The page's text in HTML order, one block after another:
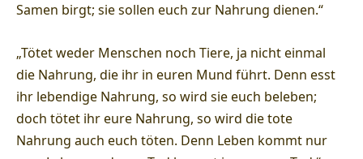
Samen birgt; sie sollen euch zur Nahrung dienen.“
„Tötet weder Menschen noch Tiere, ja nicht einmal
die Nahrung, die ihr in euren Mund führt. Denn esst
ihr lebendige Nahrung, so wird sie euch beleben;
doch tötet ihr eure Nahrung, so wird die tote
Nahrung auch euch töten. Denn Leben kommt nur